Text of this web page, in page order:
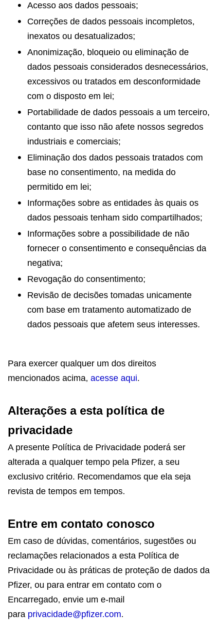
Acesso aos dados pessoais;
Correções de dados pessoais incompletos,
inexatos ou desatualizados;
Anonimização, bloqueio ou eliminação de
dados pessoais considerados desnecessários,
excessivos ou tratados em desconformidade
com o disposto em lei;
Portabilidade de dados pessoais a um terceiro,
contanto que isso não afete nossos segredos
industriais e comerciais;
Eliminação dos dados pessoais tratados com
base no consentimento, na medida do
permitido em lei;
Informações sobre as entidades às quais os
dados pessoais tenham sido compartilhados;
Informações sobre a possibilidade de não
fornecer o consentimento e consequências da
negativa;
Revogação do consentimento;
Revisão de decisões tomadas unicamente
com base em tratamento automatizado de
dados pessoais que afetem seus interesses.
Para exercer qualquer um dos direitos
mencionados acima, acesse aqui.
Alterações a esta política de
privacidade
A presente Política de Privacidade poderá ser
alterada a qualquer tempo pela Pfizer, a seu
exclusivo critério. Recomendamos que ela seja
revista de tempos em tempos.
Entre em contato conosco
Em caso de dúvidas, comentários, sugestões ou
reclamações relacionados a esta Política de
Privacidade ou às práticas de proteção de dados da
Pfizer, ou para entrar em contato com o
Encarregado, envie um e-mail
para privacidade@pfizer.com.